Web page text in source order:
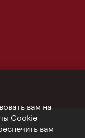
вам на
Cookie
вам